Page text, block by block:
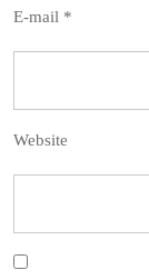
E-mail *
Website